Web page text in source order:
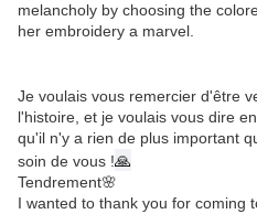
melancholy by choosing the
her embroidery a marvel.
Je voulais vous remercier d'être
l'histoire, et je voulais vous dire
qu'il n'y a rien de plus important
soin de vous !🙏
Tendrement🌸
I wanted to thank you for coming